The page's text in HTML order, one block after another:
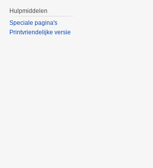
Hulpmiddelen
Speciale pagina's
Printvriendelijke versie